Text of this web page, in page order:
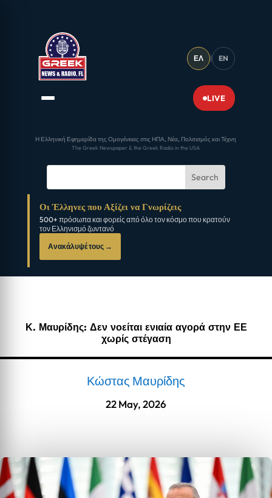
ΕΛ | EN
LIVE
Η Ελληνική Εφημερίδα της Ομογένειας στις ΗΠΑ, Νέα, Πολιτισμός και Τέχνη
The Greek Newspaper & the Greek Radio in the USA
Οι Έλληνες που Αξίζει να Γνωρίζεις
500+ πρόσωπα και φορείς από όλο τον κόσμο που κρατούν
τον Ελληνισμό ζωντανό
Ανακάλυψέ τους →
Κ. Μαυρίδης: Δεν νοείται ενιαία αγορά στην ΕΕ
χωρίς στέγαση
Κώστας Μαυρίδης
22 May, 2026